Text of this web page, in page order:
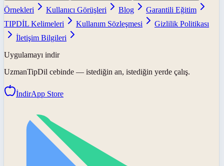
Örnekleri
Kullanıcı Görüşleri Blog
Garantili Eğitim
TIPDİL Kelimeleri
Kullanım Sözleşmesi
Gizlilik Politikası
İletişim Bilgileri
Uygulamayı indir
UzmanTipDil cebinde — istediğin an, istediğin yerde çalış.
İndirApp Store